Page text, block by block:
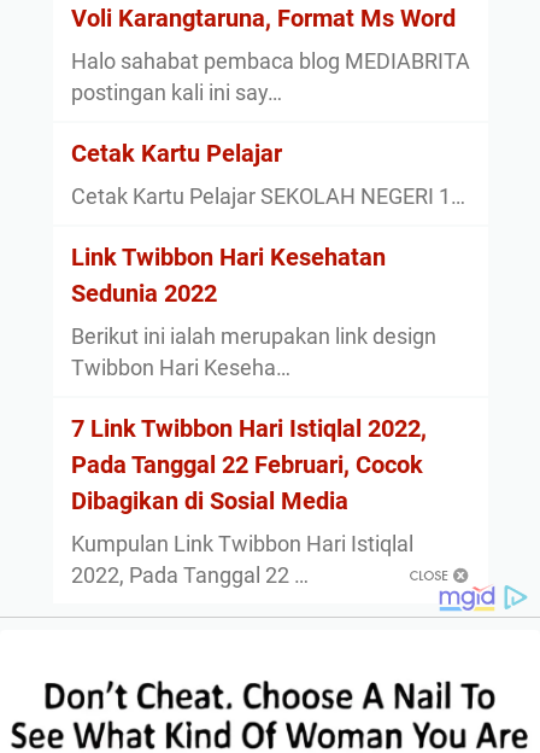
Voli Karangtaruna, Format Ms Word
Halo sahabat pembaca blog MEDIABRITA
postingan kali ini say…
Cetak Kartu Pelajar
Cetak Kartu Pelajar SEKOLAH NEGERI 1…
Link Twibbon Hari Kesehatan
Sedunia 2022
Berikut ini ialah merupakan link design
Twibbon Hari Keseha…
7 Link Twibbon Hari Istiqlal 2022,
Pada Tanggal 22 Februari, Cocok
Dibagikan di Sosial Media
Kumpulan Link Twibbon Hari Istiqlal
2022, Pada Tanggal 22 …
About Privacy Policy Sitemap
Disclaimer